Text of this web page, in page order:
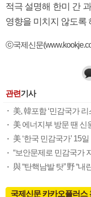
적극 설명해 한미 간
영향을 미치지 않도록
ⓒ국제신문
관련기사
美, 韓포함 ‘민감국가 리
美 에너지부 방문 땐
美 ‘한국 민감국가’ 15
與 “탄핵남발 탓” 野 “
국제신문 카카오플러스